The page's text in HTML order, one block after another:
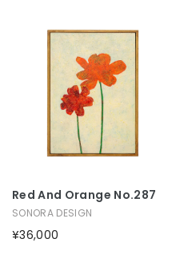
Red And Orange No.287
SONORA DESIGN
¥36,000